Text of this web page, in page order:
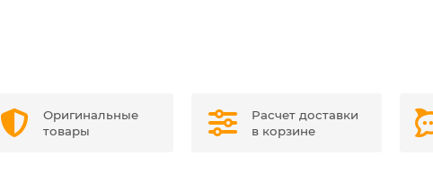
Оригинальные
товары
Расчет доставки
в корзине